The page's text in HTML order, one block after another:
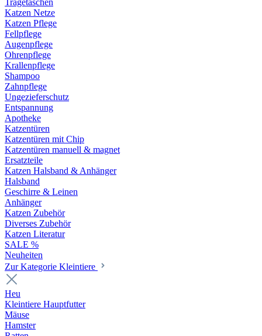
Tragetaschen
Katzen Netze
Katzen Pflege
Fellpflege
Augenpflege
Ohrenpflege
Krallenpflege
Shampoo
Zahnpflege
Ungezieferschutz
Entspannung
Apotheke
Katzentüren
Katzentüren mit Chip
Katzentüren manuell & magnet
Ersatzteile
Katzen Halsband & Anhänger
Halsband
Geschirre & Leinen
Anhänger
Katzen Zubehör
Diverses Zubehör
Katzen Literatur
SALE %
Neuheiten
Zur Kategorie Kleintiere
Heu
Kleintiere Hauptfutter
Mäuse
Hamster